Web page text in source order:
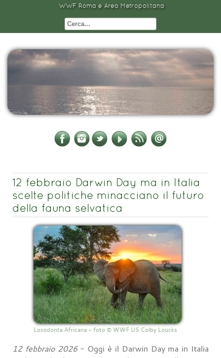
WWF Roma e Area Metropolitana
12 febbraio Darwin Day ma in Italia
scelte politiche minacciano il futuro
della fauna selvatica
Loxodonta Africana - foto © WWF US Colby Loucks
12 febbraio 2026- Oggi è il Darwin Day ma in Italia